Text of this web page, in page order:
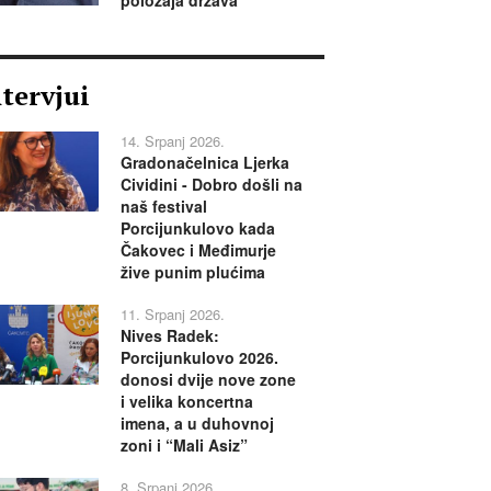
14. Srpanj 2026.
Gradonačelnica Ljerka
Cividini - Dobro došli na
naš festival
Porcijunkulovo kada
Čakovec i Međimurje
žive punim plućima
11. Srpanj 2026.
Nives Radek:
Porcijunkulovo 2026.
donosi dvije nove zone
i velika koncertna
imena, a u duhovnoj
zoni i “Mali Asiz”